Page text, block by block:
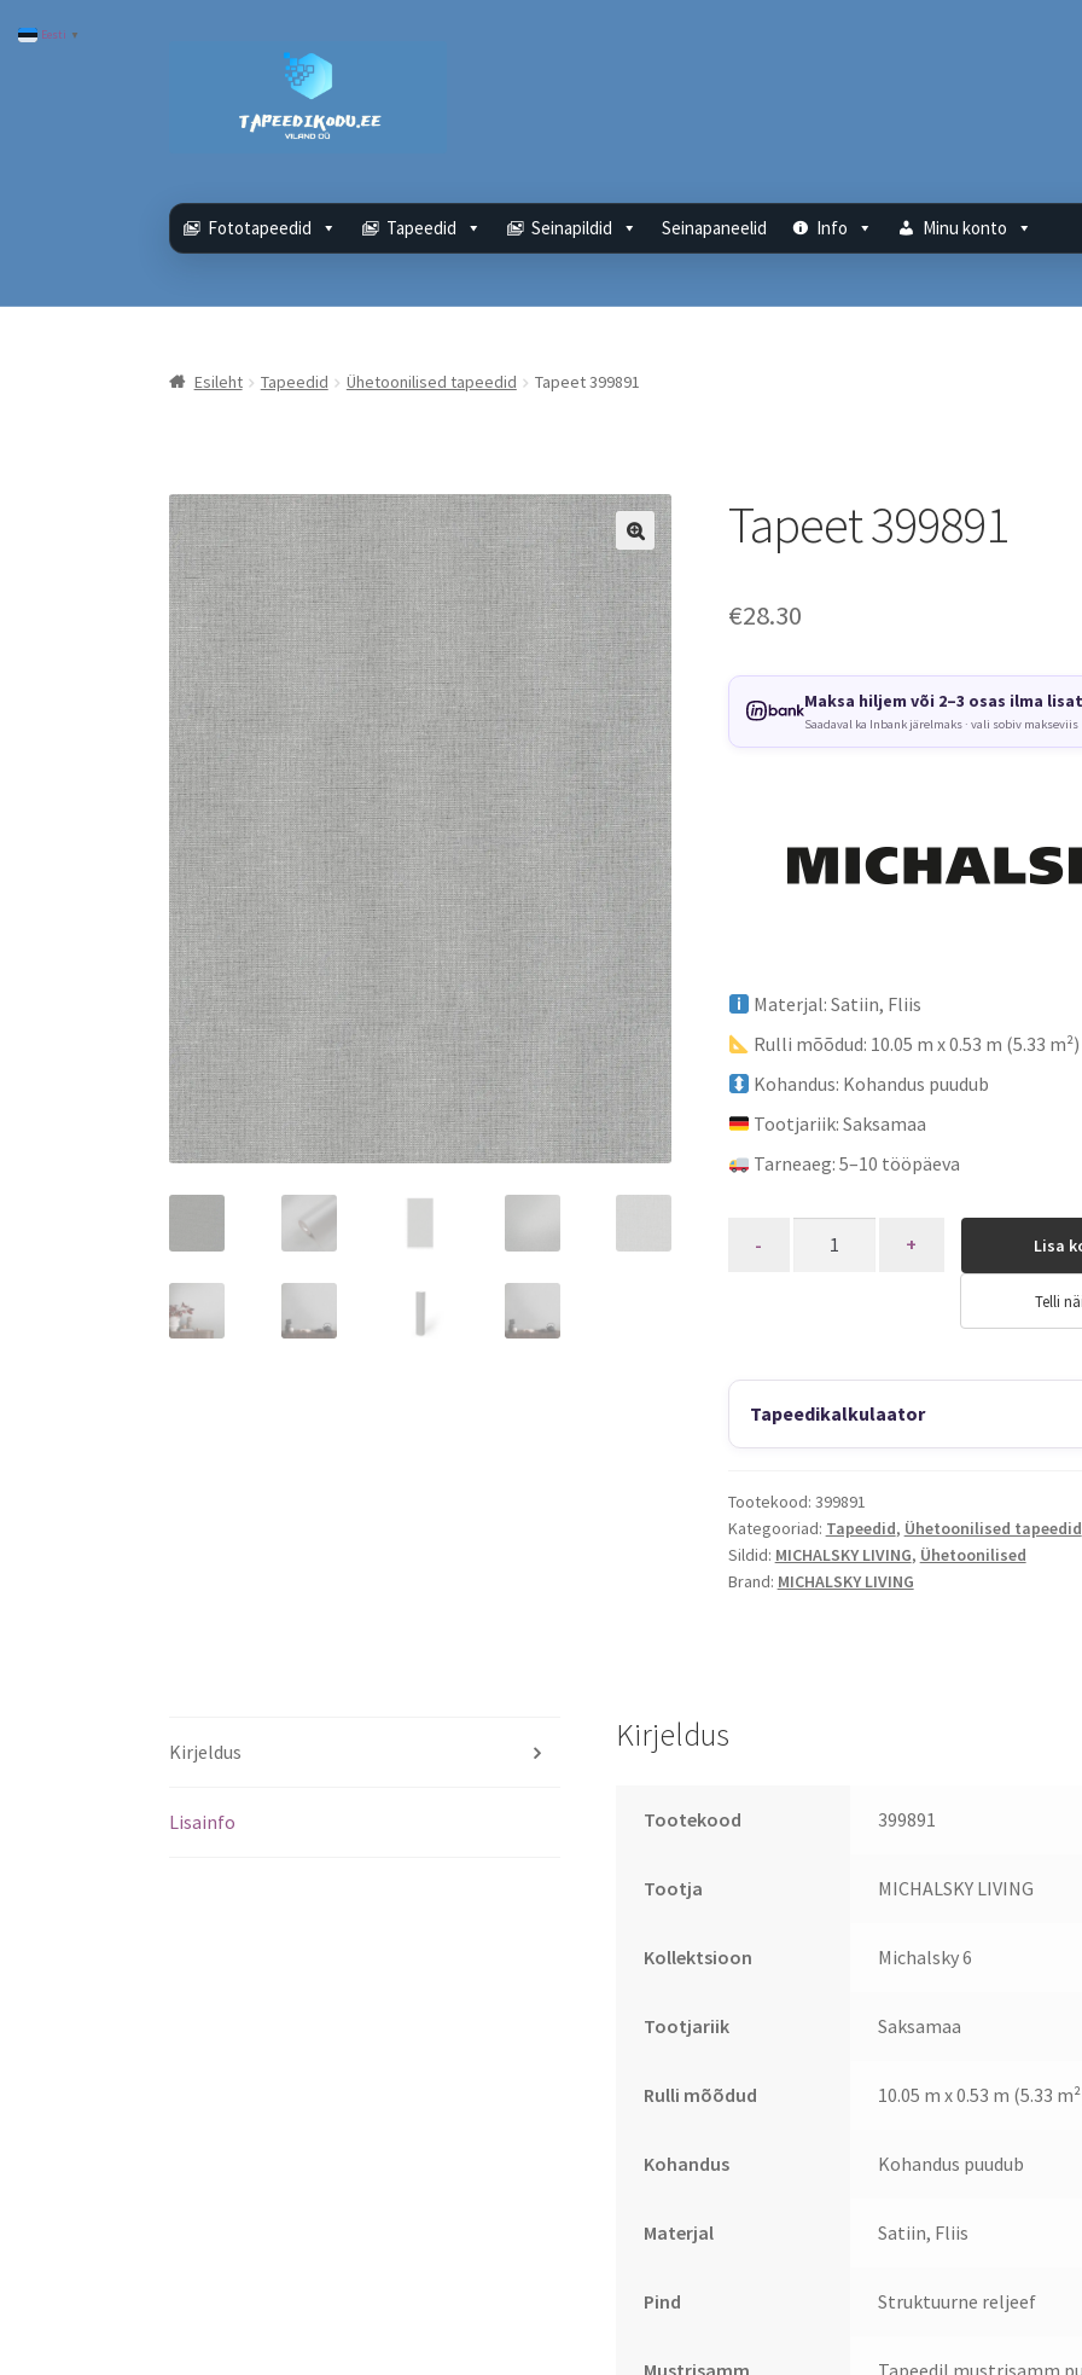
navigeerimisele
Fototapeedid Tapeedid Seinapildid Seinapaneelid Info Minu konto
Esileht Tapeedid Ühetoonilised tapeedid Tapeet 399891
Tapeet 399891
€28.30
Maksa hiljem või 2–3 osas ilma
Saadaval ka Inbank järelmaks · vali sobiv makseviis
Materjal: Satiin, Fliis
Rulli mõõdud: 10.05 m x 0.53 m (5.33 m²)
Kohandus: Kohandus puudub
Tootjariik: Saksamaa
Tarneaeg: 5–10 tööpäeva
Lisa
Telli
Tapeedikalkulaator
Tootekood: 399891
Kategooriad: Tapeedid, Ühetoonilised tapeedid
Sildid: MICHALSKY LIVING, Ühetoonilised
Brand: MICHALSKY LIVING
Kirjeldus
Lisainfo
Kirjeldus
Tootekood 399891
Tootja MICHALSKY LIVING
Kollektsioon Michalsky 6
Tootjariik Saksamaa
Rulli mõõdud 10.05 m x 0.53 m (5.33
Kohandus Kohandus puudub
Materjal Satiin, Fliis
Pind Struktuurne reljeef
Eesti ▼